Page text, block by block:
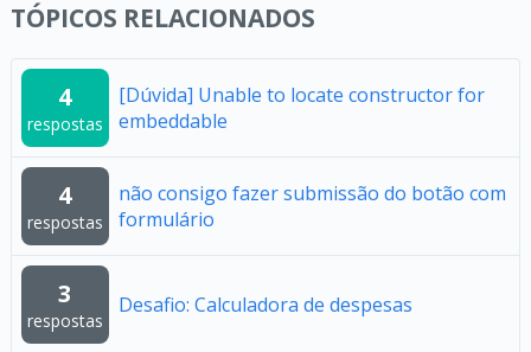
TÓPICOS RELACIONADOS
4
respostas
[Dúvida] Unable to locate constructor for
embeddable
4
respostas
não consigo fazer submissão do botão com
formulário
3
respostas
Desafio: Calculadora de despesas